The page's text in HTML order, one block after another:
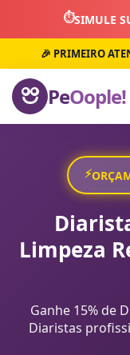
⏱️SIMULE
🎉 PRIMEIRO
PeOople!
⚡
Limpeza
Ganhe 15% de
Diaristas